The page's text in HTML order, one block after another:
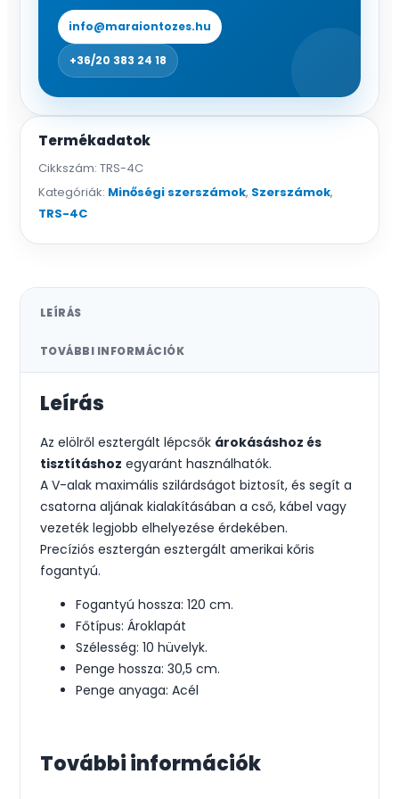
info@maraiontozes.hu
+36/20 383 24 18
Termékadatok
Cikkszám: TRS-4C
Kategóriák: Minőségi szerszámok, Szerszámok,
TRS-4C
LEÍRÁS
TOVÁBBI INFORMÁCIÓK
Leírás
Az elölről esztergált lépcsők árokásáshoz és
tisztításhoz egyaránt használhatók.
A V-alak maximális szilárdságot biztosít, és segít a
csatorna aljának kialakításában a cső, kábel vagy
vezeték legjobb elhelyezése érdekében.
Precíziós esztergán esztergált amerikai kőris
fogantyú.
Fogantyú hossza: 120 cm.
Főtípus: Ároklapát
Szélesség: 10 hüvelyk.
Penge hossza: 30,5 cm.
Penge anyaga: Acél
További információk